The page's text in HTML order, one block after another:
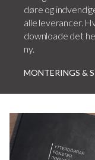
døre og
alle leverancer.
downloade det
ny.
MONTERINGS &